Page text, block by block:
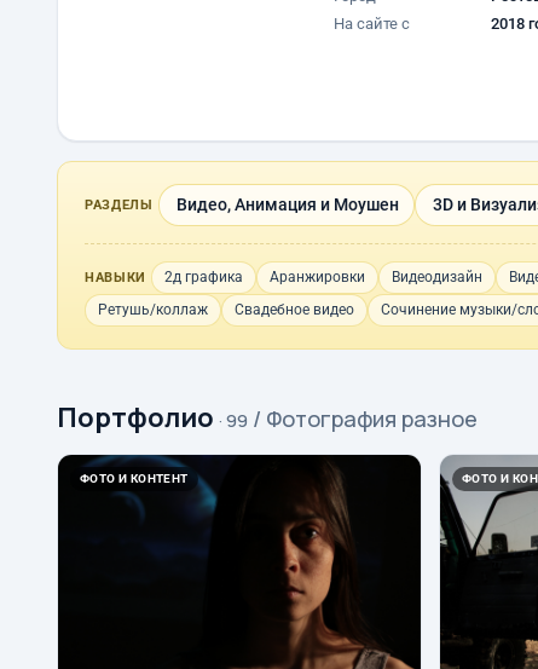
На сайте с
2018
РАЗДЕЛЫ Видео, Анимация и Моушен 3D и
НАВЫКИ 2д графика Аранжировки Видеодизайн
Ретушь/коллаж
Свадебное видео Сочинение музыки/
Портфолио · 99 / Фотография разное
ФОТО И КОНТЕНТ ФОТО И